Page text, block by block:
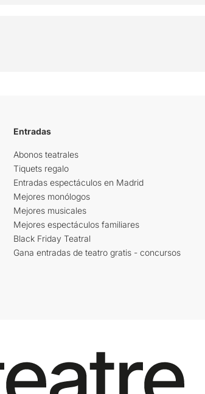
Entradas
Abonos teatrales
Tiquets regalo
Entradas espectáculos en Madrid
Mejores monólogos
Mejores musicales
Mejores espectáculos familiares
Black Friday Teatral
Gana entradas de teatro gratis - concursos